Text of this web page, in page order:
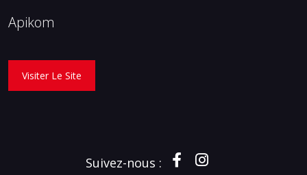
Apikom
Visiter Le Site
Suivez-nous :